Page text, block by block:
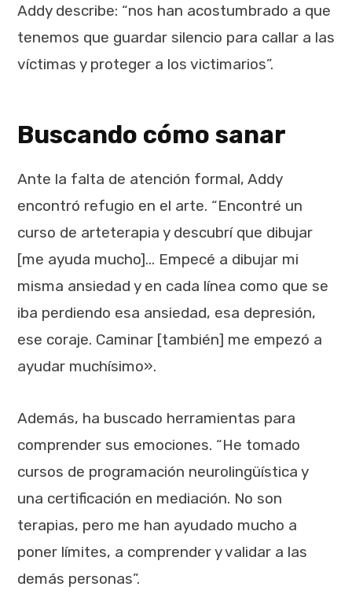
Addy describe: “nos han acostumbrado a que
tenemos que guardar silencio para callar a las
víctimas y proteger a los victimarios”.
Buscando cómo sanar
Ante la falta de atención formal, Addy
encontró refugio en el arte. “Encontré un
curso de arteterapia y descubrí que dibujar
[me ayuda mucho]… Empecé a dibujar mi
misma ansiedad y en cada línea como que se
iba perdiendo esa ansiedad, esa depresión,
ese coraje. Caminar [también] me empezó a
ayudar muchísimo».
Además, ha buscado herramientas para
comprender sus emociones. “He tomado
cursos de programación neurolingüística y
una certificación en mediación. No son
terapias, pero me han ayudado mucho a
poner límites, a comprender y validar a las
demás personas”.